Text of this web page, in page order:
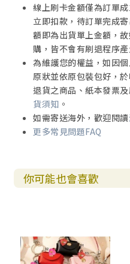
線上刷卡金額僅為訂單
立即扣款，待訂單完成
額即為出貨單上金額，
購，皆不會有刷退程序產
為維護您的權益，如因
原狀並依原包裝包好，
退貨之商品、紙本發票
貨須知 。
如需寄送海外，歡迎閱讀
更多常見問題FAQ
你可能也會喜歡